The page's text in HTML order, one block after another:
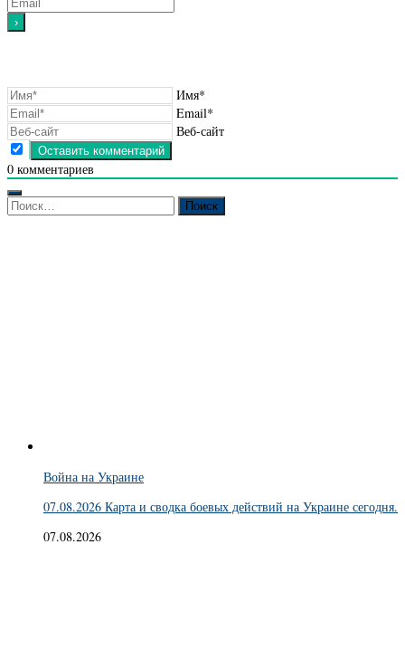
Имя*
Email*
Веб-сайт
0 комментариев
Найти:
Война на Украине
07.08.2026 Карта и сводка боевых действий на Украине сегодня.
07.08.2026